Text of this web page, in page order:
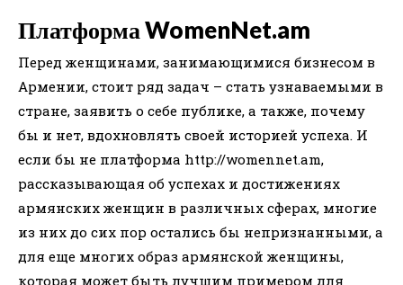
Платформа WomenNet.am
Перед женщинами, занимающимися бизнесом в
Армении, стоит ряд задач – стать узнаваемыми в
стране, заявить о себе публике, а также, почему
бы и нет, вдохновлять своей историей успеха. И
если бы не платформа http://womennet.am,
рассказывающая об успехах и достижениях
армянских женщин в различных сферах, многие
из них до сих пор остались бы непризнанными, а
для еще многих образ армянской женщины,
которая может быть лучшим примером для